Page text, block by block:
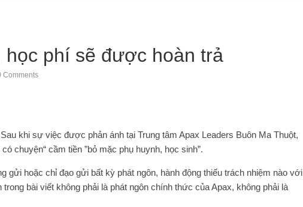
học phí sẽ được hoàn trả
Comments
Sau khi sự việc được phản ánh tại Trung tâm Apax Leaders Buôn Ma Thuột,
chuyện“ cầm tiền ”bỏ mặc phụ huynh, học sinh”.
gửi hoặc chỉ đạo gửi bất kỳ phát ngôn, hành động thiếu trách nhiệm nào với
bài viết không phải là phát ngôn chính thức của Apax, không phải là